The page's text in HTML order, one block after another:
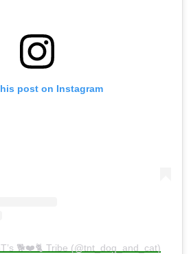
post on Instagram
🐕❤️🐈 Tribe (@tnt_dog_and_cat)